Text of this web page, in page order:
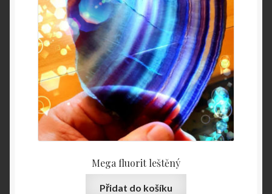
Mega fluorit leštěný
Přidat do košíku